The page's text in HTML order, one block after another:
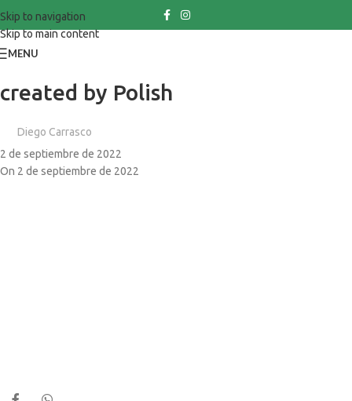
Skip to navigation
Skip to main content
MENU
created by Polish
Diego Carrasco
2 de septiembre de 2022
On 2 de septiembre de 2022